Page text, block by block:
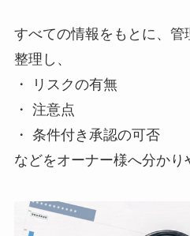
すべての情報をもとに、管
整理し、
・ リスクの有無
・ 注意点
・ 条件付き承認の可否
などをオーナー様へ分かり